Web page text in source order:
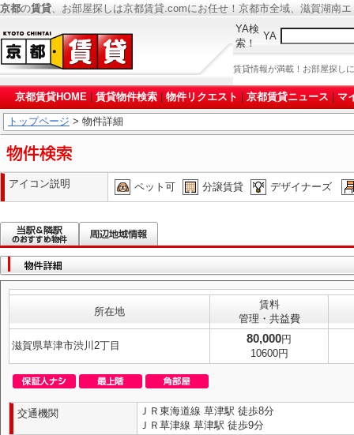
京都の賃貸、お部屋探しは京都賃貸.comにお任せ！京都市全域、滋賀湖南
YA検
索！
YA
賃貸情報が満載！お部屋探し
京都賃貸HOME 賃貸物件検索 物件リクエスト 京都賃貸ニュース マ
トップページ > 物件詳細
アイコン説明 ペット可 分譲賃貸 デザイナーズ
所在地
賃料
管理・共益費
滋賀県草津市渋川2丁目
80,000円
10600円
交通機関
ＪＲ東海道線 草津駅 徒歩8分
ＪＲ草津線 草津駅 徒歩9分